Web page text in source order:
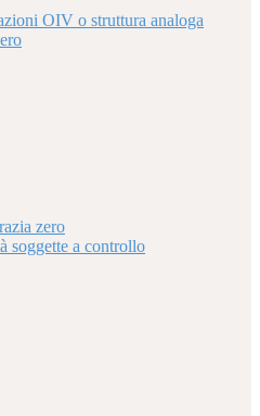
OIV o struttura analoga
zero
soggette a controllo